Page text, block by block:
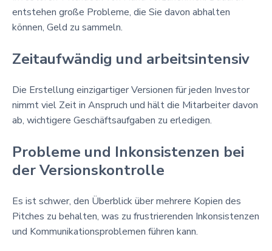
entstehen große Probleme, die Sie davon abhalten
können, Geld zu sammeln.
Zeitaufwändig und arbeitsintensiv
Die Erstellung einzigartiger Versionen für jeden Investor
nimmt viel Zeit in Anspruch und hält die Mitarbeiter davon
ab, wichtigere Geschäftsaufgaben zu erledigen.
Probleme und Inkonsistenzen bei
der Versionskontrolle
Es ist schwer, den Überblick über mehrere Kopien des
Pitches zu behalten, was zu frustrierenden Inkonsistenzen
und Kommunikationsproblemen führen kann.